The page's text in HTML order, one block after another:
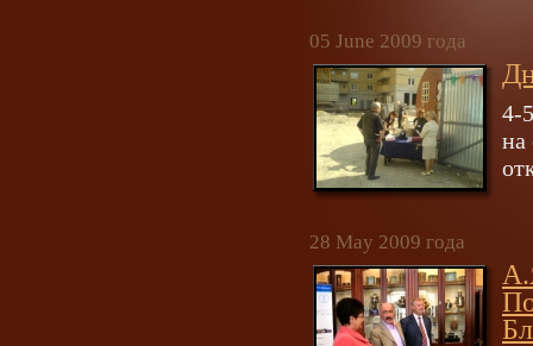
05 June 2009 года
4-
на
28 May 2009 года